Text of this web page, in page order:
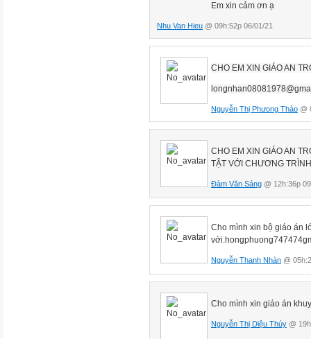
- GV nhận xét, tuyên dương.
Bài tập 2 (12’)
- Gọi 1 Hs lên bảng làm phần
- Nhận xét đúng/ sai.
*GVnêu cách thử lại: Muốn
chúng ta phải thử lại. Khi thử
trừ, nếu kết quả là số bị trừ
Em xin cảm ơn ạ
Nhu Van Hieu @ 09h:52p 06/01/21
CHO EM XIN GIÁO AN
Nguyễn Thị Phưong Thảo @
CHO EM XIN GIÁO AN
TẬT VỚI CHƯƠNG TR
Đàm Văn Sáng @ 12h:36p
Cho mình xin bộ giáo án
Nguyễn Thanh Nhàn @
Cho mình xin giáo án
Nguyễn Thị Diệu Thúy @